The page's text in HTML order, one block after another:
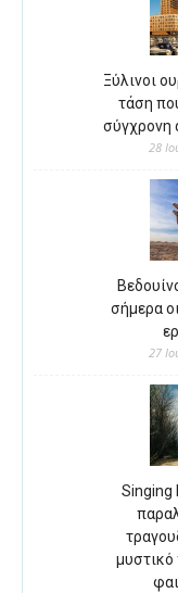
Ξύλινοι
τάση
σύγχρονη
28
σήμερα
27
Singing